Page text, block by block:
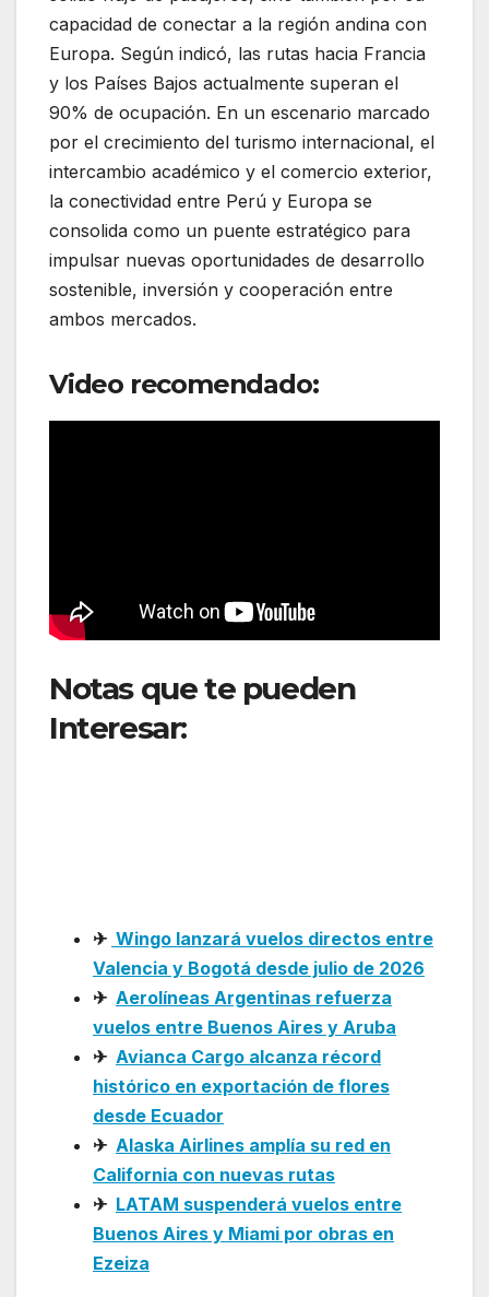
capacidad de conectar a la región andina con
Europa. Según indicó, las rutas hacia Francia
y los Países Bajos actualmente superan el
90% de ocupación. En un escenario marcado
por el crecimiento del turismo internacional, el
intercambio académico y el comercio exterior,
la conectividad entre Perú y Europa se
consolida como un puente estratégico para
impulsar nuevas oportunidades de desarrollo
sostenible, inversión y cooperación entre
ambos mercados.
Video recomendado:
Notas que te pueden
Interesar:
✈ Wingo lanzará vuelos directos entre
Valencia y Bogotá desde julio de 2026
✈ Aerolíneas Argentinas refuerza
vuelos entre Buenos Aires y Aruba
✈ Avianca Cargo alcanza récord
histórico en exportación de flores
desde Ecuador
✈ Alaska Airlines amplía su red en
California con nuevas rutas
✈ LATAM suspenderá vuelos entre
Buenos Aires y Miami por obras en
Ezeiza